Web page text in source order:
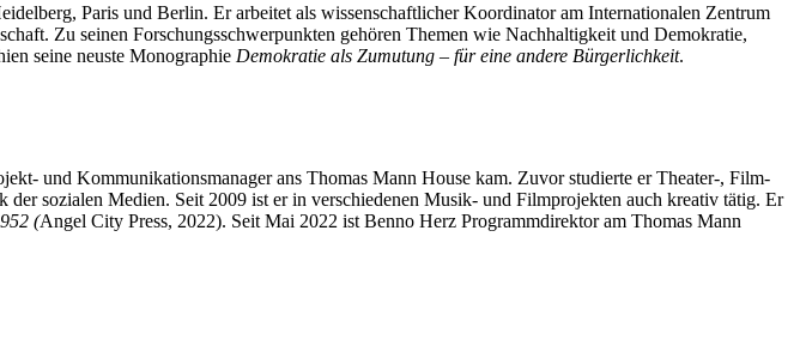
Paris und Berlin. Er arbeitet als wissenschaftlicher Koordinator am Internationalen Zentrum
Zu seinen Forschungsschwerpunkten gehören Themen wie Nachhaltigkeit und Demokratie,
seine neuste Monographie Demokratie als Zumutung – für eine andere Bürgerlichkeit.
und Kommunikationsmanager ans Thomas Mann House kam. Zuvor studierte er Theater-, Film-
sozialen Medien. Seit 2009 ist er in verschiedenen Musik- und Filmprojekten auch kreativ tätig. Er
(Angel City Press, 2022). Seit Mai 2022 ist Benno Herz Programmdirektor am Thomas Mann